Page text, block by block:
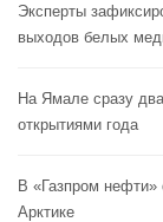
Эксперты
выходов белых
На Ямале сразу
открытиями года
В «Газпром нефти»
Арктике